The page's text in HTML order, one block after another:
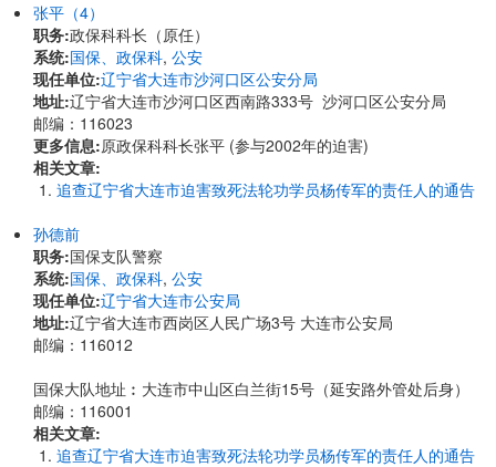
张平（4）
职务:政保科科长（原任）
系统:国保、政保科, 公安
现任单位:辽宁省大连市沙河口区公安分局
地址:辽宁省大连市沙河口区西南路333号 沙河口区公安分局
邮编：116023
更多信息:原政保科科长张平 (参与2002年的迫害)
相关文章:
追查辽宁省大连市迫害致死法轮功学员杨传军的责任人的通告
孙德前
职务:国保支队警察
系统:国保、政保科, 公安
现任单位:辽宁省大连市公安局
地址:辽宁省大连市西岗区人民广场3号 大连市公安局
邮编：116012
国保大队地址︰大连市中山区白兰街15号（延安路外管处后身）
邮编：116001
相关文章:
追查辽宁省大连市迫害致死法轮功学员杨传军的责任人的通告